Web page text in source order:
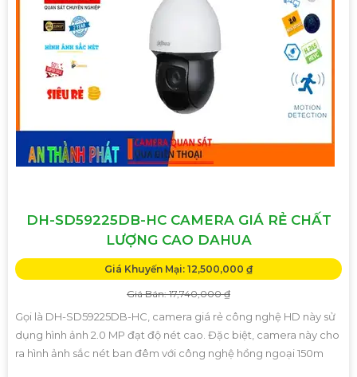
DH-SD59225DB-HC CAMERA GIÁ RẺ CHẤT
LƯỢNG CAO DAHUA
Giá Khuyến Mại: 12,500,000 ₫
Giá Bán: 17,740,000 ₫
Gọi là DH-SD59225DB-HC, camera giá rẻ công nghệ HD này sử
dụng hình ảnh 2.0 MP đạt độ nét cao. Đặc biệt, camera này cho
ra hình ảnh sắc nét ban đêm với công nghệ hồng ngoại 150m